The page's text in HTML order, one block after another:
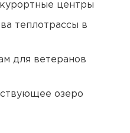
центры
теплотрассы в
для ветеранов
озеро